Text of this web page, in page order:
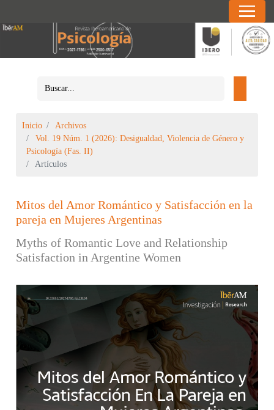
Inicio
Archivos
Vol. 19 Núm. 1 (2026): Desigualdad, Violencia de Género y
Psicología (Fas. II)
Artículos
Mitos del Amor Romántico y Satisfacción en la
pareja en Mujeres Argentinas
Myths of Romantic Love and Relationship
Satisfaction in Argentine Women
Barra lateral del artículo